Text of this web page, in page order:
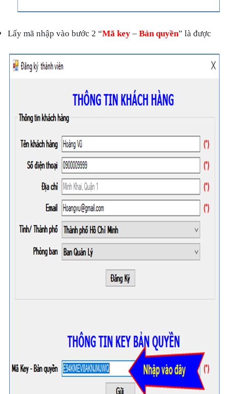
Lấy mã nhập vào bước 2 “Mã key – Bản quyền” là được